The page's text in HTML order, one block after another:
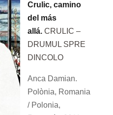
Crulic, camino
del más
allá. CRULIC –
DRUMUL SPRE
DINCOLO
Anca Damian.
Polònia, Romania
/ Polonia,